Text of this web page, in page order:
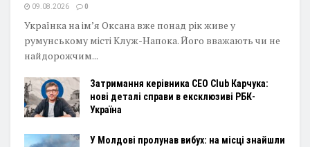
09.08.2026 0
Українка на ім’я Оксана вже понад рік живе у
румунському місті Клуж-Напока. Його вважають чи не
найдорожчим...
Затримання керівника CEO Club Карчука:
нові деталі справи в ексклюзиві РБК-
Україна
У Молдові пролунав вибух: на місці знайшли